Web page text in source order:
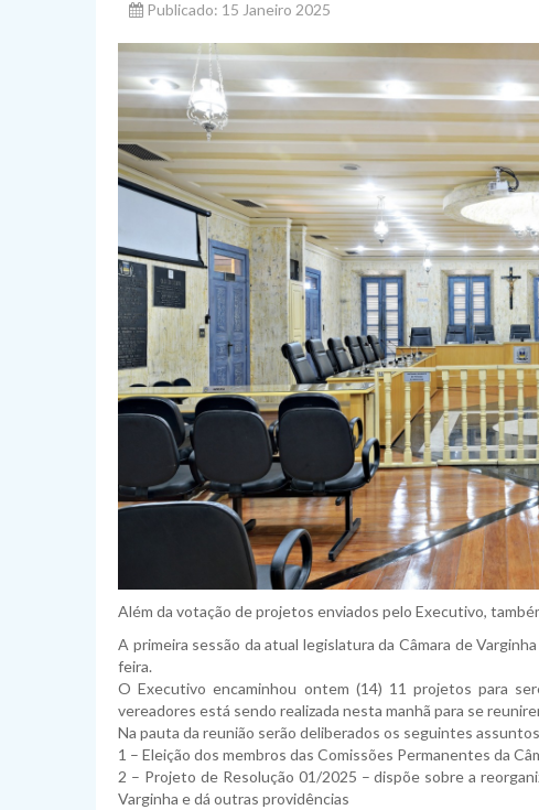
Publicado: 15 Janeiro 2025
Além da votação de projetos enviados pelo Executivo,
A primeira sessão da atual legislatura da Câmara de
feira.
O Executivo encaminhou ontem (14) 11 projetos para
vereadores está sendo realizada nesta manhã para se
Na pauta da reunião serão deliberados os seguintes
1 – Eleição dos membros das Comissões Permanentes da
2 – Projeto de Resolução 01/2025 – dispõe sobre a
Varginha e dá outras providências